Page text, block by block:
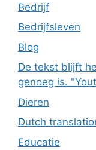
Bedrijf
Bedrijfsleven
Blog
De tekst blijft
genoeg is.
Dieren
Dutch
Educatie